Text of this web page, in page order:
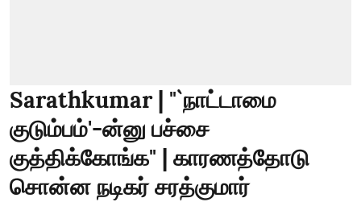
Sarathkumar | "`நாட்டாமை
குடும்பம்'-ன்னு பச்சை
குத்திக்கோங்க" | காரணத்தோடு
சொன்ன நடிகர் சரத்குமார்